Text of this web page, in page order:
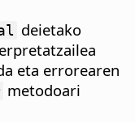
deietako
eta errorearen
metodoari